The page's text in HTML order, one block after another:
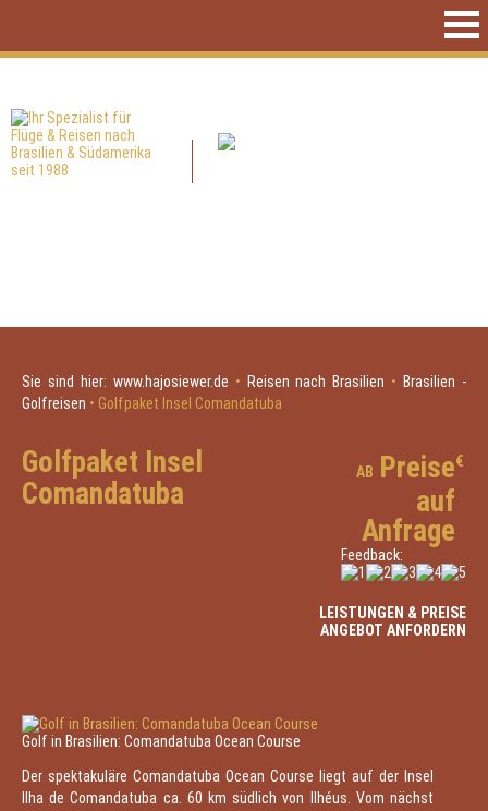
Sie sind hier: www.hajosiewer.de • Reisen nach Brasilien • Brasilien -
Golfreisen • Golfpaket Insel Comandatuba
Golfpaket Insel
Comandatuba
AB Preise
auf
Anfrage
€
Feedback:
LEISTUNGEN & PREISE
ANGEBOT ANFORDERN
Golf in Brasilien: Comandatuba Ocean Course
Der spektakuläre Comandatuba Ocean Course liegt auf der Insel
Ilha de Comandatuba ca. 60 km südlich von Ilhéus. Vom nächst